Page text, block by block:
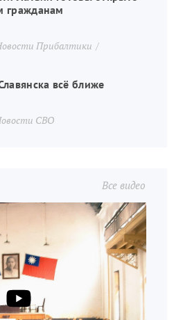
гражданам
Прибалтики
всё ближе
СВО
Все видео